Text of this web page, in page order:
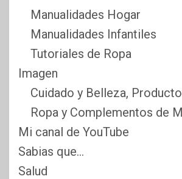
Manualidades Hogar
Manualidades Infantiles
Tutoriales de Ropa
Imagen
Cuidado y Belleza,
Ropa y Complementos de
Mi canal de YouTube
Sabias que…
Salud